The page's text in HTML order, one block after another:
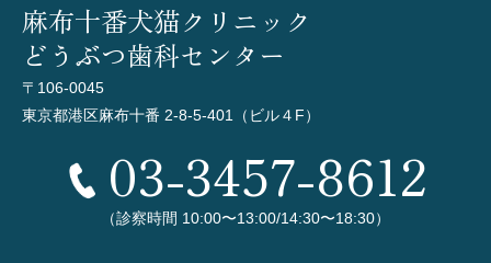
麻布十番犬猫クリニック
どうぶつ歯科センター
〒106-0045
東京都港区麻布十番 2-8-5-401（ビル４F）
03-3457-8612
（診察時間 10:00〜13:00/14:30〜18:30）